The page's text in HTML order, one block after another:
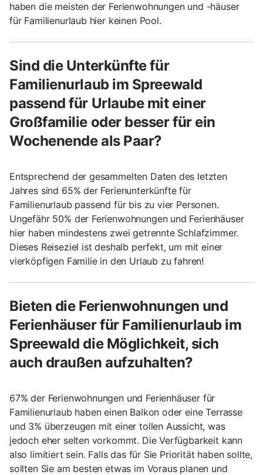
haben die meisten der Ferienwohnungen und -häuser
für Familienurlaub hier keinen Pool.
Sind die Unterkünfte für
Familienurlaub im Spreewald
passend für Urlaube mit einer
Großfamilie oder besser für ein
Wochenende als Paar?
Entsprechend der gesammelten Daten des letzten
Jahres sind 65% der Ferienunterkünfte für
Familienurlaub passend für bis zu vier Personen.
Ungefähr 50% der Ferienwohnungen und Ferienhäuser
hier haben mindestens zwei getrennte Schlafzimmer.
Dieses Reiseziel ist deshalb perfekt, um mit einer
vierköpfigen Familie in den Urlaub zu fahren!
Bieten die Ferienwohnungen und
Ferienhäuser für Familienurlaub im
Spreewald die Möglichkeit, sich
auch draußen aufzuhalten?
67% der Ferienwohnungen und Ferienhäuser für
Familienurlaub haben einen Balkon oder eine Terrasse
und 3% überzeugen mit einer tollen Aussicht, was
jedoch eher selten vorkommt. Die Verfügbarkeit kann
also limitiert sein. Falls das für Sie Priorität haben sollte,
sollten Sie am besten etwas im Voraus planen und